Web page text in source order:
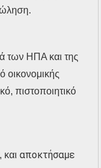
των ΗΠΑ και της
πιστοποιητικό
αποκτήσαμε